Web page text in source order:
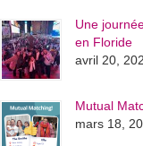
Une
en Floride
avril 20,
Mutual
mars 18,